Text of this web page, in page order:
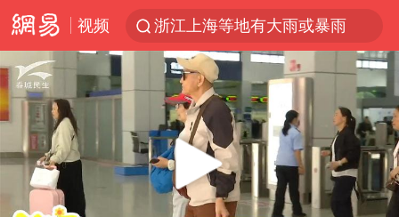
视频
浙江上海等地有大雨或暴雨
新疆优化调整景区内自驾服务费
上四休三，但降薪1000元，你接受吗？
黄金牛市回来了吗
情侣平潭拍日出坠崖1死1伤
台当局重金为“台独”织“皇帝新衣”